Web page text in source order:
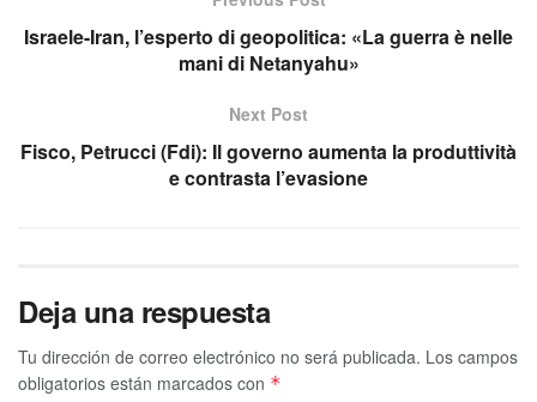
Israele-Iran, l’esperto di geopolitica: «La guerra è nelle
mani di Netanyahu»
Next Post
Fisco, Petrucci (Fdi): Il governo aumenta la produttività
e contrasta l’evasione
Deja una respuesta
Tu dirección de correo electrónico no será publicada. Los campos
obligatorios están marcados con *